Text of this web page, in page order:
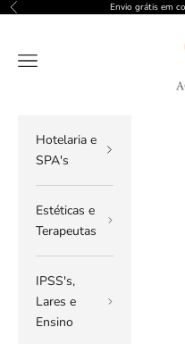
Pular para o conteúdo
Anterior Envio grátis em
Menu
Hotelaria e
SPA's
Estéticas e
Terapeutas
IPSS's,
Lares e
Ensino